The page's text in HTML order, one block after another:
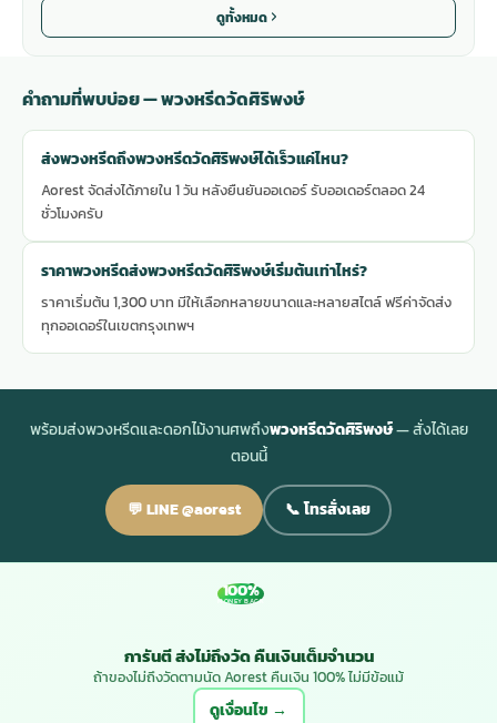
ดูทั้งหมด
คำถามที่พบบ่อย — พวงหรีดวัดศิริพงษ์
ส่งพวงหรีดถึงพวงหรีดวัดศิริพงษ์ได้เร็วแค่ไหน?
Aorest จัดส่งได้ภายใน 1 วัน หลังยืนยันออเดอร์ รับออเดอร์ตลอด 24
ชั่วโมงครับ
ราคาพวงหรีดส่งพวงหรีดวัดศิริพงษ์เริ่มต้นเท่าไหร่?
ราคาเริ่มต้น 1,300 บาท มีให้เลือกหลายขนาดและหลายสไตล์ ฟรีค่าจัดส่ง
ทุกออเดอร์ในเขตกรุงเทพฯ
พร้อมส่งพวงหรีดและดอกไม้งานศพถึงพวงหรีดวัดศิริพงษ์— สั่งได้เลย
ตอนนี้
💬 LINE @aorest 📞 โทรสั่งเลย
100%
MONEY BACK
การันตี ส่งไม่ถึงวัด คืนเงินเต็มจำนวน
ถ้าของไม่ถึงวัดตามนัด Aorest คืนเงิน 100% ไม่มีข้อแม้
ดูเงื่อนไข →